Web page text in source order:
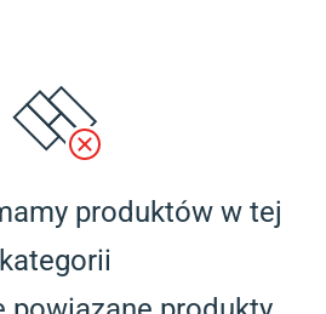
produktów w tej
kategorii